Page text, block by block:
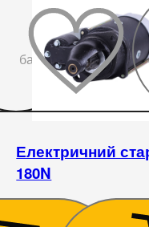
До
бажаного
Електричний
180N